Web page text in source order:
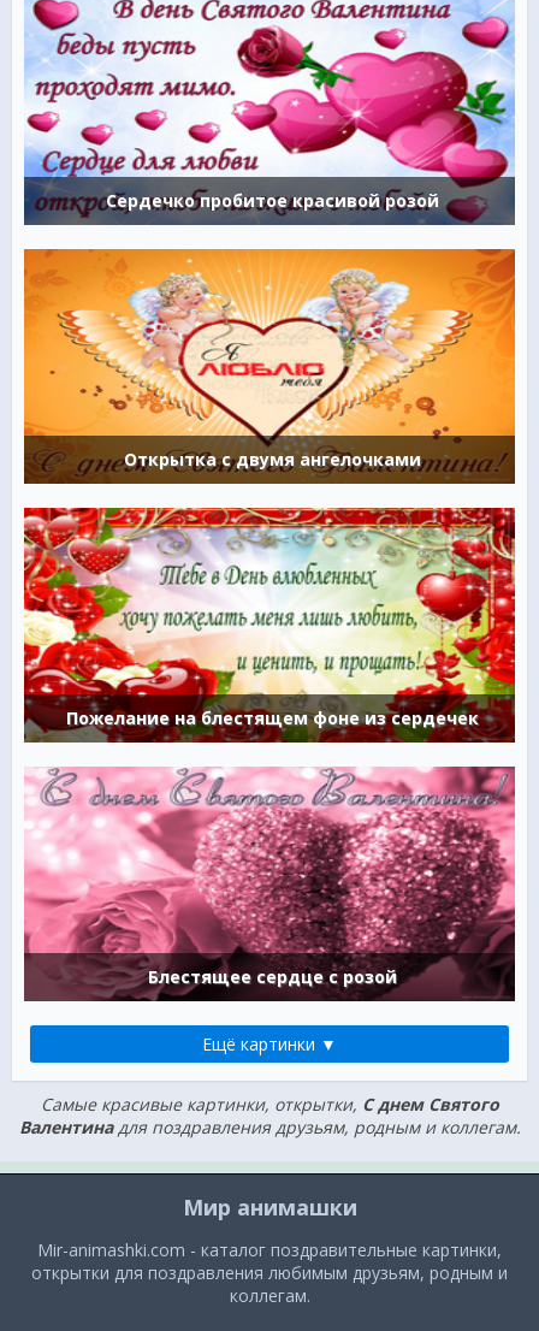
Сердечко пробитое красивой розой
Открытка с двумя ангелочками
Пожелание на блестящем фоне из сердечек
Блестящее сердце с розой
Ещё картинки ▼
Самые красивые картинки, открытки, С днем Святого
Валентинадля поздравления друзьям, родным и коллегам.
Мир анимашки
Mir-animashki.com - каталог поздравительные картинки,
открытки для поздравления любимым друзьям, родным и
коллегам.